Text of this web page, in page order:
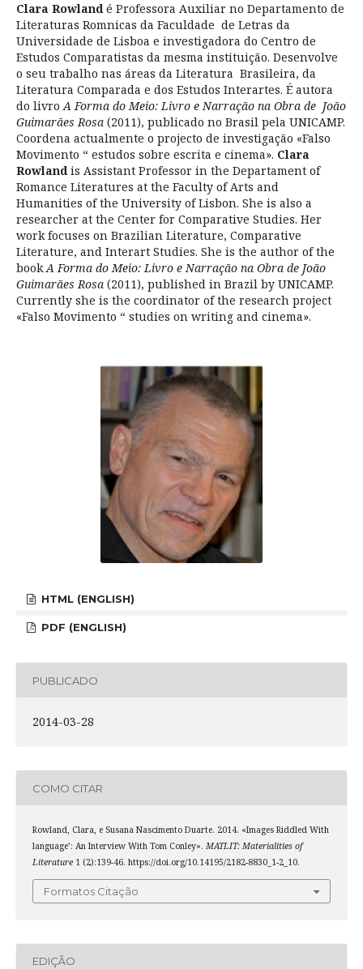
Clara Rowlandé Professora Auxiliar no Departamento de
Literaturas Romnicas da Faculdade de Letras da
Universidade de Lisboa e investigadora do Centro de
Estudos Comparatistas da mesma instituição. Desenvolve
o seu trabalho nas áreas da Literatura Brasileira, da
Literatura Comparada e dos Estudos Interartes. É autora
do livroA Forma do Meio: Livro e Narração na Obra de João
Guimarães Rosa(2011), publicado no Brasil pela UNICAMP.
Coordena actualmente o projecto de investigação «Falso
Movimento “ estudos sobre escrita e cinema». Clara
Rowlandis Assistant Professor in the Departament of
Romance Literatures at the Faculty of Arts and
Humanities of the University of Lisbon. She is also a
researcher at the Center for Comparative Studies. Her
work focuses on Brazilian Literature, Comparative
Literature, and Interart Studies. She is the author of the
bookA Forma do Meio: Livro e Narração na Obra de João
Guimarães Rosa (2011), published in Brazil by UNICAMP.
Currently she is the coordinator of the research project
«Falso Movimento “ studies on writing and cinema».
HTML (ENGLISH)
PDF (ENGLISH)
PUBLICADO
2014-03-28
COMO CITAR
Rowland, Clara, e Susana Nascimento Duarte. 2014. «Images Riddled With
language’: An Interview With Tom Conley». MATLIT: Materialities of
Literature1 (2):139-46. https://doi.org/10.14195/2182-8830_1-2_10.
Formatos Citação
EDIÇÃO